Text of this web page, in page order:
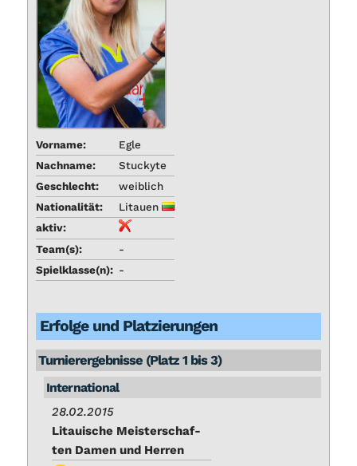
Vor­na­me:
Eg­le
Nach­na­me:
Stu­cky­te
Ge­schlecht:
weib­lich
Na­tio­na­li­tät:
Li­tau­en
ak­tiv:
Team(s):
-
Spiel­klas­se(n): -
Er­fol­ge und Plat­zie­run­gen
Tur­nier­er­geb­nis­se (Platz 1 bis 3)
In­ter­na­tio­nal
28.02.2015
Li­taui­sche Meis­ter­schaf­
ten Da­men und Her­ren